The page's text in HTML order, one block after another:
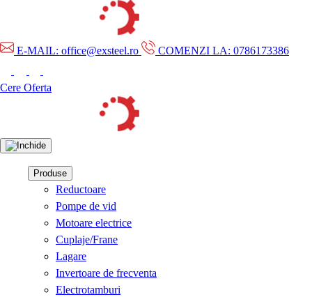
E-MAIL: office@exsteel.ro COMENZI LA: 0786173386
Cere Oferta
Produse
Reductoare
Pompe de vid
Motoare electrice
Cuplaje/Frane
Lagare
Invertoare de frecventa
Electrotamburi